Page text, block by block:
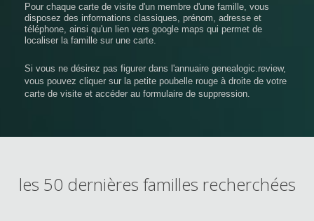
Pour chaque carte de visite d'un membre d'une famille, vous
disposez des informations classiques, prénom, adresse et
téléphone, ainsi qu'un lien vers google maps qui permet de
localiser la famille sur une carte.
Si vous ne désirez pas figurer dans l'annuaire genealogic.review,
vous pouvez cliquer sur la petite poubelle rouge à droite de votre
carte de visite et accéder au formulaire de suppression.
les 50 dernières familles recherchées